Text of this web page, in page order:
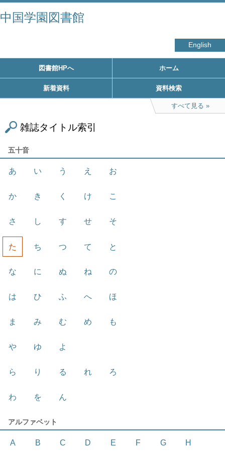
中国学園図書館
English
図書館HPへ ホーム
新着資料 資料検索
すべて見る
雑誌タイトル索引
五十音
あ い う え お
か き く け こ
さ し す せ そ
た ち つ て と
な に ぬ ね の
は ひ ふ へ ほ
ま み む め も
や ゆ よ
ら り る れ ろ
わ を ん
アルファベット
A B C D E F G H